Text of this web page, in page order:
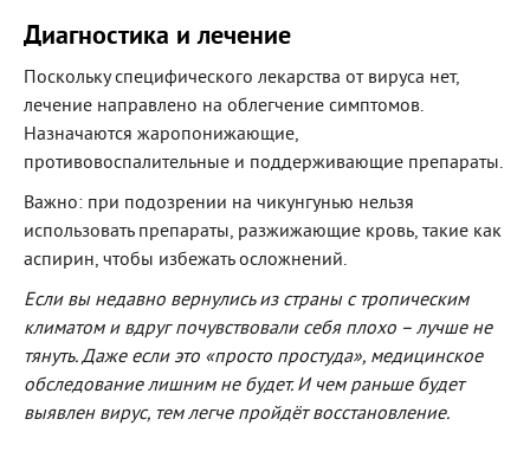
Диагностика и лечение
Поскольку специфического лекарства от вируса нет,
лечение направлено на облегчение симптомов.
Назначаются жаропонижающие,
противовоспалительные и поддерживающие препараты.
Важно: при подозрении на чикунгунью нельзя
использовать препараты, разжижающие кровь, такие как
аспирин, чтобы избежать осложнений.
Если вы недавно вернулись из страны с тропическим
климатом и вдруг почувствовали себя плохо – лучше не
тянуть. Даже если это «просто простуда», медицинское
обследование лишним не будет. И чем раньше будет
выявлен вирус, тем легче пройдёт восстановление.